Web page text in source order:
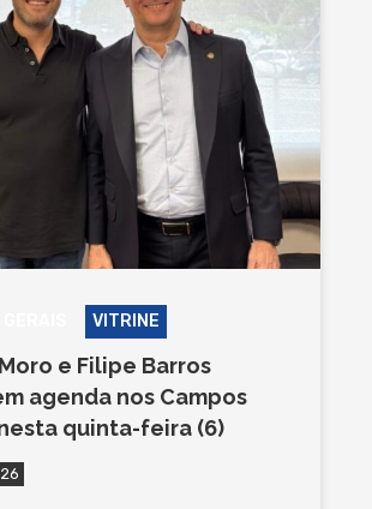
VITRINE
e Filipe Barros
agenda nos Campos
quinta-feira (6)